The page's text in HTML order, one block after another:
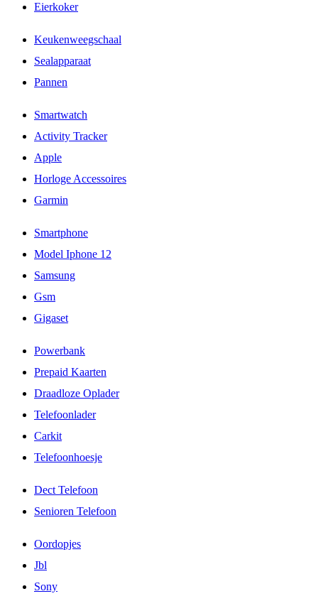
Eierkoker
Keukenweegschaal
Sealapparaat
Pannen
Smartwatch
Activity Tracker
Apple
Horloge Accessoires
Garmin
Smartphone
Model Iphone 12
Samsung
Gsm
Gigaset
Powerbank
Prepaid Kaarten
Draadloze Oplader
Telefoonlader
Carkit
Telefoonhoesje
Dect Telefoon
Senioren Telefoon
Oordopjes
Jbl
Sony